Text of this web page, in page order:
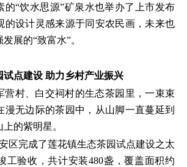
的“饮水思源”矿泉水也举办了上市发布
的设计灵感来源于同安农民画，未来也
展的“致富水”。
试点建设 助力乡村产业振兴
营村、白交祠村的生态茶园里，一束束
漫无边际的茶园中，从山脚一直蔓延到
的紫明星。
区完成了莲花镇生态茶园试点建设之太
工验收，共计安装480盏，覆盖面积约